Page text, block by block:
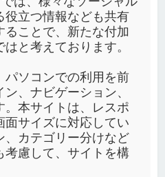
役立つ情報なども共有
ることで、新たな付加
と考えております。
パソコンでの利用を前
、ナビゲーション、
。本サイトは、レスポ
面サイズに対応してい
、カテゴリー分けなど
考慮して、サイトを構